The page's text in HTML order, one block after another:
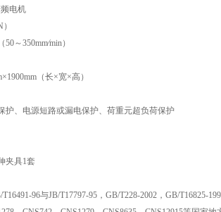
电机
）
～350mm∕min）
（长×宽×高）
、电源短路或漏电保护、荷重元超负荷保护
夹具1套
96与JB/T17797-95，GB/T228-2002，GB/T16825-